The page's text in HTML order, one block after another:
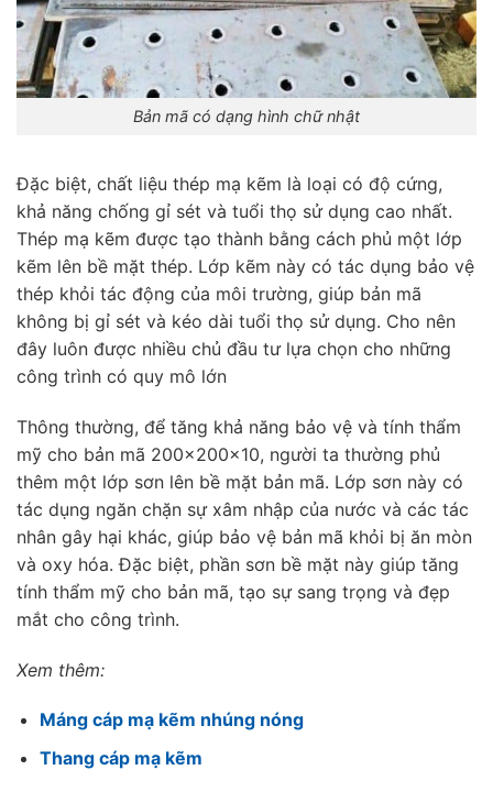
Bản mã có dạng hình chữ nhật
Đặc biệt, chất liệu thép mạ kẽm là loại có độ cứng,
khả năng chống gỉ sét và tuổi thọ sử dụng cao nhất.
Thép mạ kẽm được tạo thành bằng cách phủ một lớp
kẽm lên bề mặt thép. Lớp kẽm này có tác dụng bảo vệ
thép khỏi tác động của môi trường, giúp bản mã
không bị gỉ sét và kéo dài tuổi thọ sử dụng. Cho nên
đây luôn được nhiều chủ đầu tư lựa chọn cho những
công trình có quy mô lớn
Thông thường, để tăng khả năng bảo vệ và tính thẩm
mỹ cho bản mã 200x200x10, người ta thường phủ
thêm một lớp sơn lên bề mặt bản mã. Lớp sơn này có
tác dụng ngăn chặn sự xâm nhập của nước và các tác
nhân gây hại khác, giúp bảo vệ bản mã khỏi bị ăn mòn
và oxy hóa. Đặc biệt, phần sơn bề mặt này giúp tăng
tính thẩm mỹ cho bản mã, tạo sự sang trọng và đẹp
mắt cho công trình.
Xem thêm:
Máng cáp mạ kẽm nhúng nóng
Thang cáp mạ kẽm